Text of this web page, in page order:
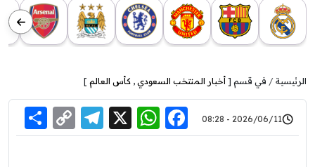
الرئيسية في قسم [ أخبار المنتخب السعودي , كأس العالم ]
2026/06/11 - 08:28
Facebook
WhatsApp
X
Link